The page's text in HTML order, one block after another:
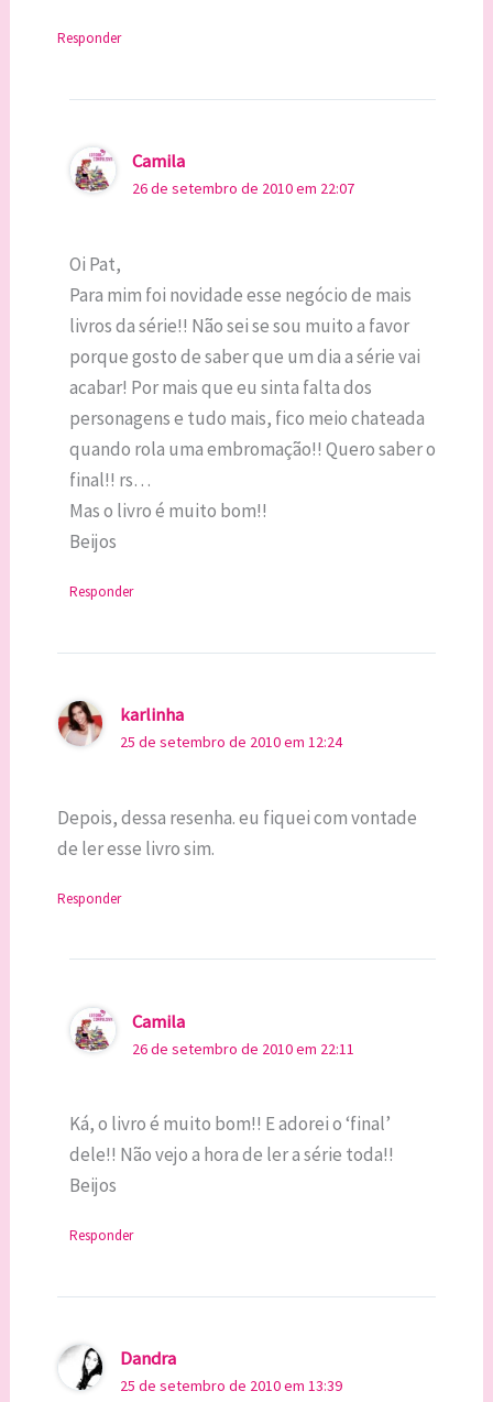
Responder
Camila
26 de setembro de 2010 em 22:07
Oi Pat,
Para mim foi novidade esse negócio de mais
livros da série!! Não sei se sou muito a favor
porque gosto de saber que um dia a série vai
acabar! Por mais que eu sinta falta dos
personagens e tudo mais, fico meio chateada
quando rola uma embromação!! Quero saber o
final!! rs…
Mas o livro é muito bom!!
Beijos
Responder
karlinha
25 de setembro de 2010 em 12:24
Depois, dessa resenha. eu fiquei com vontade
de ler esse livro sim.
Responder
Camila
26 de setembro de 2010 em 22:11
Ká, o livro é muito bom!! E adorei o ‘final’
dele!! Não vejo a hora de ler a série toda!!
Beijos
Responder
Dandra
25 de setembro de 2010 em 13:39